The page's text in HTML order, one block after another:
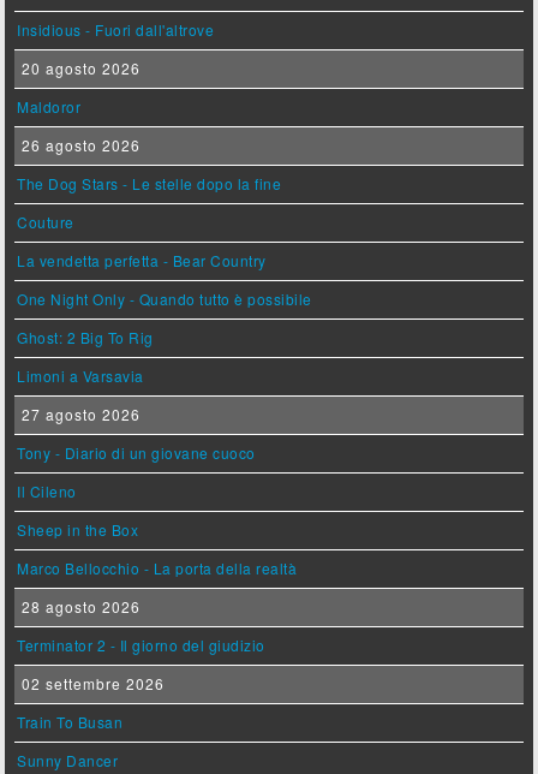
Insidious - Fuori dall'altrove
20 agosto 2026
Maldoror
26 agosto 2026
The Dog Stars - Le stelle dopo la fine
Couture
La vendetta perfetta - Bear Country
One Night Only - Quando tutto è possibile
Ghost: 2 Big To Rig
Limoni a Varsavia
27 agosto 2026
Tony - Diario di un giovane cuoco
Il Cileno
Sheep in the Box
Marco Bellocchio - La porta della realtà
28 agosto 2026
Terminator 2 - Il giorno del giudizio
02 settembre 2026
Train To Busan
Sunny Dancer